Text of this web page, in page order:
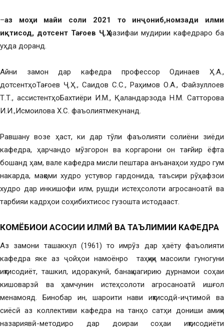
–аз моҳи майи соли 2021 то инҷониб,номзади илми
иқтисод, дотсент Тағоев Ҷ.Ҳ.вазифаи мудирии кафедраро ба
уҳда доранд.
Айни замон дар кафедра профессор Одинаев Ҳ.А.,
дотсентҳоТағоев Ҷ.Ҳ., Саидов С.С., Раҳимов О.А., Файзуллоев
Т.Т., ассистентҳоБахтиёри И.М., Қаландарзода Н.М. Сатторова
И.И.,Исмоилова Х.С. фаъолиятмекунанд.
Равшану возе ҳаст, ки дар тӯли фаъолияти солиёни зиёди
кафедра, ҳарчандо мӯзгорон ва коргарони он тағйир ёфта
бошанд ҳам, вале кафедра мисли пештара анъанаҳои худро гум
накарда, мақоми худро устувор гардонида, таъсири рӯҳафзои
худро дар инкишофи илм, рушди истеҳсолоти агросаноатӣ ва
тарбияи кадрҳои соҳибихтисос гузошта истодааст.
КОМЁБИҲОИ АСОСИИ ИЛМӢ ВА ТАЪЛИМИИ КАФЕДРА
Аз замони ташаккул (1961) то имрӯз дар ҳаёту фаъолияти
кафедра яке аз ҷойҳои намоёнро таҳқиқи масоили гуногуни
иқтисодиёт, ташкил, идоракунӣ, банақшагирию дурнамои соҳаи
кишоварзӣ ва ҳамчунин истеҳсолоти агросаноатӣ ишғол
менамояд. Бинобар ин, шароити нави иқтисодӣ-иҷтимоӣ ва
сиёсӣ аз коллективи кафедра на танҳо сатҳи дониши амиқи
назариявӣ-методиро дар доираи соҳаи иқтисодиёти